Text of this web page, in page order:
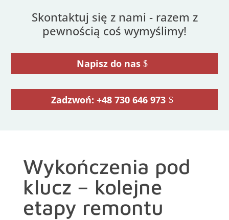
Skontaktuj się z nami - razem z
pewnością coś wymyślimy!
Napisz do nas
Zadzwoń: +48 730 646 973
Wykończenia pod
klucz – kolejne
etapy remontu